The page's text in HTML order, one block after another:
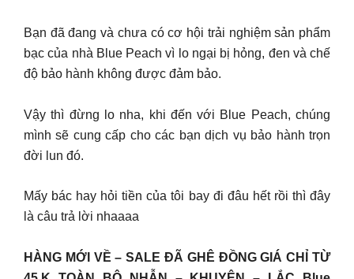
Bạn đã đang và chưa có cơ hội trải nghiệm sản phẩm
bạc của nhà Blue Peach vì lo ngại bị hỏng, đen và chế
độ bảo hành không được đảm bảo.
Vậy thì đừng lo nha, khi đến với Blue Peach, chúng
mình sẽ cung cấp cho các bạn dịch vụ bảo hành trọn
đời lun đó.
Mấy bác hay hỏi tiền của tôi bay đi đâu hết rồi thì đây
là câu trả lời nhaaaa
HÀNG MỚI VỀ – SALE ĐÃ GHÊ ĐỒNG GIÁ CHỈ TỪ